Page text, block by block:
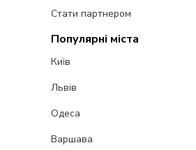
Стати партнером
Популярні міста
Київ
Львів
Одеса
Варшава